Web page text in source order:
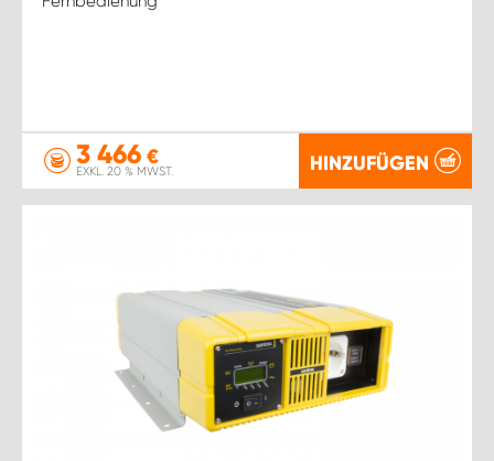
3 466 €
EXKL. 20 % MWST. HINZUFÜGEN